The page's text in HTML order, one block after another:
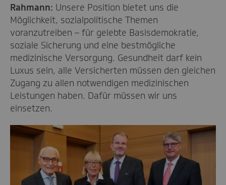
Rahmann: Unsere Position bietet uns die
Möglichkeit, sozialpolitische Themen
voranzutreiben – für gelebte Basisdemokratie,
soziale Sicherung und eine bestmögliche
medizinische Versorgung. Gesundheit darf kein
Luxus sein, alle Versicherten müssen den gleichen
Zugang zu allen notwendigen medizinischen
Leistungen haben. Dafür müssen wir uns
einsetzen.